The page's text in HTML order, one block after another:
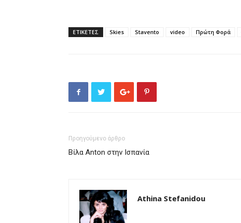
ΕΤΙΚΕΤΕΣ Skies Stavento video Πρώτη Φορά
Προηγούμενο άρθρο
Βίλα Anton στην Ισπανία
Athina Stefanidou